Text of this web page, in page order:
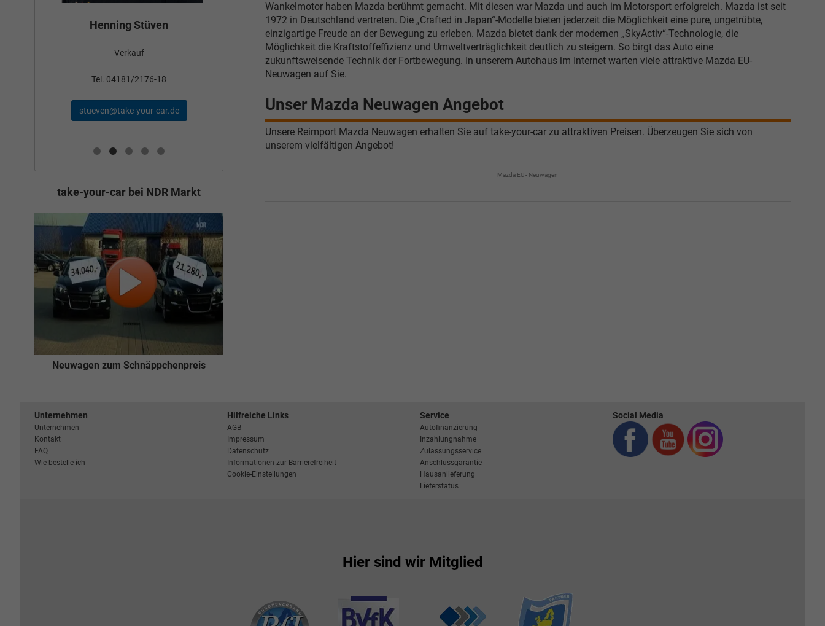
Wankelmotor haben Mazda berühmt gemacht. Mit diesen war Mazda und auch im Motorsport erfolgreich. Mazda ist seit
1972 in Deutschland vertreten. Die „Crafted in Japan“-Modelle bieten jederzeit die Möglichkeit eine pure, ungetrübte,
einzigartige Freude an der Bewegung zu erleben. Mazda bietet dank der modernen „SkyActiv“-Technologie, die
Möglichkeit die Kraftstoffeffizienz und Umweltverträglichkeit deutlich zu steigern. So birgt das Auto eine
zukunftsweisende Technik der Fortbewegung. In unserem Autohaus im Internet warten viele attraktive Mazda EU-
Neuwagen auf Sie.
Unser Mazda Neuwagen Angebot
Unsere Reimport Mazda Neuwagen erhalten Sie auf take-your-car zu attraktiven Preisen. Überzeugen Sie sich von
unserem vielfältigen Angebot!
Mazda EU - Neuwagen
Henning Stüven
Verkauf
Tel. 04181/2176-18
stueven@take-your-car.de
Bünyamin Schael
Verkauf
Tel. 04181/2176-24
schael@take-your-car.de
Tom Wollschläger
Verkauf
wollschlaeger@take-your-car.de
Elvedin Calakovic
Verkauf
Tel. 04181/2176-27
take-your-car bei NDR Markt
Neuwagen zum Schnäppchenpreis
Unternehmen
Unternehmen
Kontakt
FAQ
Wie bestelle ich
Hilfreiche Links
AGB
Impressum
Datenschutz
Informationen zur Barrierefreiheit
Cookie-Einstellungen
Service
Autofinanzierung
Inzahlungnahme
Zulassungsservice
Anschlussgarantie
Hausanlieferung
Lieferstatus
Social Media
Hier sind wir Mitglied